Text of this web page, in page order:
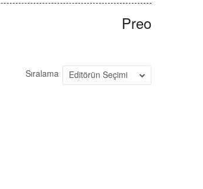
Preo
Sıralama Editörün Seçimi